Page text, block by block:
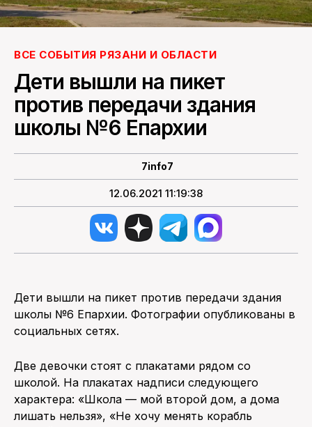
ВСЕ СОБЫТИЯ РЯЗАНИ И ОБЛАСТИ
Дети вышли на пикет
против передачи здания
школы №6 Епархии
7info7
12.06.2021 11:19:38
Дети вышли на пикет против передачи здания
школы №6 Епархии. Фотографии опубликованы в
социальных сетях.
Две девочки стоят с плакатами рядом со
школой. На плакатах надписи следующего
характера: «Школа — мой второй дом, а дома
лишать нельзя», «Не хочу менять корабль